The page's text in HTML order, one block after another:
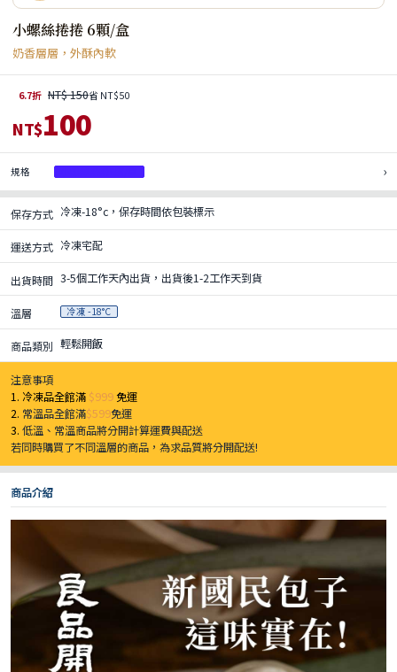
小螺絲捲捲 6顆/盒
奶香層層，外酥內軟
6.7折 NT$ 150省 NT$50
NT$100
規格 ›
保存方式 冷凍-18°c，保存時間依包裝標示
運送方式 冷凍宅配
出貨時間 3-5個工作天內出貨，出貨後1-2工作天到貨
溫層 冷凍 -18°C
商品類別 輕鬆開飯
注意事項
1. 冷凍品全館滿 $999免運
2. 常溫品全館滿$599免運
3.低溫、常溫商品將分開計算運費與配送
若同時購買了不同溫層的商品，為求品質將分開配送!
商品介紹